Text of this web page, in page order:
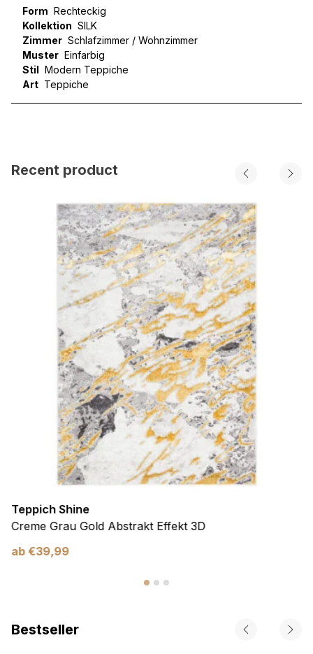
Form Rechteckig
Kollektion SILK
Zimmer Schlafzimmer / Wohnzimmer
Muster Einfarbig
Stil Modern Teppiche
Art Teppiche
Recent product
Teppich Shine
Creme Grau Gold Abstrakt Effekt 3D
ab €39,99
Bestseller